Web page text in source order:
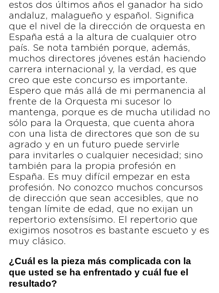
estos dos últimos años el ganador ha sido
andaluz, malagueño y español. Significa
que el nivel de la dirección de orquesta en
España está a la altura de cualquier otro
país. Se nota también porque, además,
muchos directores jóvenes están haciendo
carrera internacional y, la verdad, es que
creo que este concurso es importante.
Espero que más allá de mi permanencia al
frente de la Orquesta mi sucesor lo
mantenga, porque es de mucha utilidad no
sólo para la Orquesta, que cuenta ahora
con una lista de directores que son de su
agrado y en un futuro puede servirle
para invitarles o cualquier necesidad; sino
también para la propia profesión en
España. Es muy difícil empezar en esta
profesión. No conozco muchos concursos
de dirección que sean accesibles, que no
tengan límite de edad, que no exijan un
repertorio extensísimo. El repertorio que
exigimos nosotros es bastante escueto y es
muy clásico.
¿Cuál es la pieza más complicada con la
que usted se ha enfrentado y cuál fue el
resultado?